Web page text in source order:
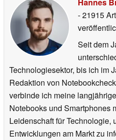
Hannes
- 21915
Seit dem
Technologiesektor, bis ich im
Redaktion von
verbinde ich meine
Notebooks und Smartphones
Leidenschaft für Technologie,
Entwicklungen am Markt zu